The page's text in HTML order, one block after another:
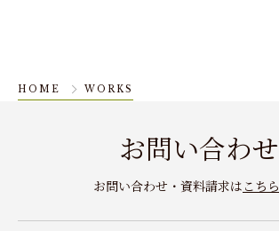
HOME WORKS
お問い合わせ
お問い合わせ・資料請求は こちら